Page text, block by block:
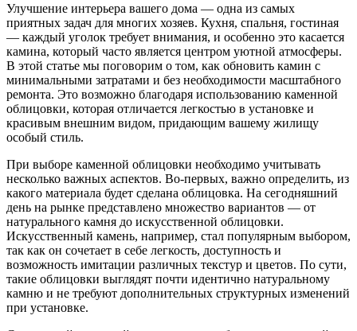
Улучшение интерьера вашего дома — одна из самых
приятных задач для многих хозяев. Кухня, спальня, гостиная
— каждый уголок требует внимания, и особенно это касается
камина, который часто является центром уютной атмосферы.
В этой статье мы поговорим о том, как обновить камин с
минимальными затратами и без необходимости масштабного
ремонта. Это возможно благодаря использованию каменной
облицовки, которая отличается легкостью в установке и
красивым внешним видом, придающим вашему жилищу
особый стиль.
При выборе каменной облицовки необходимо учитывать
несколько важных аспектов. Во-первых, важно определить, из
какого материала будет сделана облицовка. На сегодняшний
день на рынке представлено множество вариантов — от
натурального камня до искусственной облицовки.
Искусственный камень, например, стал популярным выбором,
так как он сочетает в себе легкость, доступность и
возможность имитации различных текстур и цветов. По сути,
такие облицовки выглядят почти идентично натуральному
камню и не требуют дополнительных структурных изменений
при установке.